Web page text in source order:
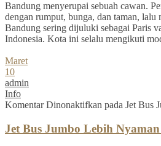
Bandung menyerupai sebuah cawan.
dengan rumput, bunga, dan taman, lalu
Bandung sering dijuluki sebagai Paris
Indonesia. Kota ini selalu mengikuti
Maret
10
admin
Info
Komentar Dinonaktifkan pada Jet Bus
Jet Bus Jumbo Lebih Nyaman